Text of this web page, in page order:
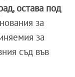
остава под
за
за
съд във